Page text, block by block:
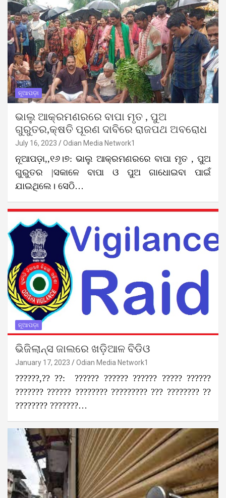
ନୂଆପଡ଼ା
ଭାଲୁ ଆକ୍ରମଣରରେ ବାପା ମୃତ , ପୁଅ
ଗୁରୁତର,କ୍ଷତି ପୂରଣ ଦାବିରେ ରାଜପଥ ଅବରୋଧ
July 16, 2023 Odian Media Network1
ନୂଆପଡ଼ା,,୧୬।୭: ଭାଲୁ ଆକ୍ରମଣରରେ ବାପା ମୃତ , ପୁଅ
ଗୁରୁତର |ସକାଳେ ବାପା ଓ ପୁଅ ଗାଧୋଇବା ପାଇଁ
ଯାଇଥିଲେ। ସେଠି…
ନୂଆପଡ଼ା
ଭିଜିଲାନ୍ସ ଜାଲରେ ଖଡ଼ିଆଳ ବିଡିଓ
January 17, 2023 Odian Media Network1
??????,?? ??: ?????? ?????? ?????? ????? ??????
??????? ?????? ???????? ????????? ??? ???????? ??
???????? ???????…